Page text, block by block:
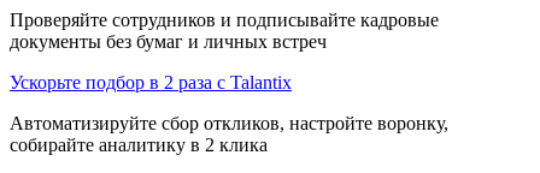
Проверяйте сотрудников и подписывайте кадровые
документы без бумаг и личных встреч
Ускорьте подбор в 2 раза с Talantix
Автоматизируйте сбор откликов, настройте воронку,
собирайте аналитику в 2 клика